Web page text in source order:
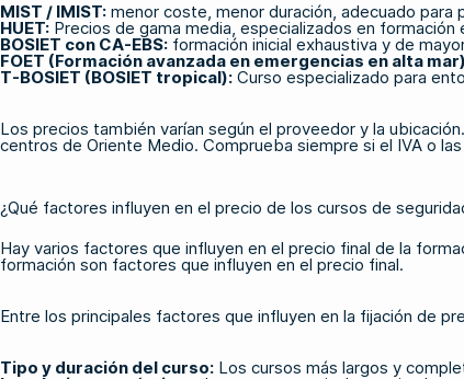
MIST / IMIST: menor coste, menor duración, adecuado
HUET: Precios de gama media, especializados en formación
BOSIET con CA-EBS: formación inicial exhaustiva y de
FOET (Formación avanzada en emergencias en alta mar)
T-BOSIET (BOSIET tropical): Curso especializado para
Los precios también varían según el proveedor y la
centros de Oriente Medio. Comprueba siempre si el IVA o
¿Qué factores influyen en el precio de los cursos de
Hay varios factores que influyen en el precio final de la
formación son factores que influyen en el precio final.
Entre los principales factores que influyen en la fijación de
Tipo y duración del curso: Los cursos más largos y